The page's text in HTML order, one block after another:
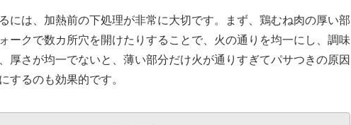
には、加熱前の下処理が非常に大切です。まず、鶏むね肉の厚い部
ークで数カ所穴を開けたりすることで、火の通りを均一にし、調味
厚さが均一でないと、薄い部分だけ火が通りすぎてパサつきの原因
するのも効果的です。